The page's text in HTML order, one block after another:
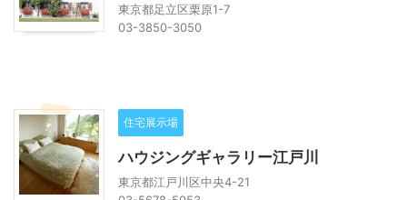
東京都足立区栗原1-7
03-3850-3050
住宅展示場
ハウジングギャラリー江戸川
東京都江戸川区中央4-21